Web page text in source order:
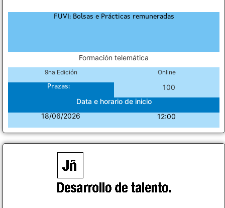
FUVI: Bolsas e Prácticas remuneradas
Formación telemática
9na Edición Online
Prazas:
100
Data e horario de inicio
18/06/2026
12:00